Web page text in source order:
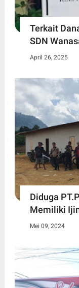
Terkait
SDN
April 26, 2025
Diduga
Memiliki
Mei 09, 2024